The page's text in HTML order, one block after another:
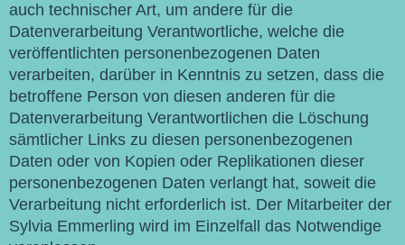
auch technischer Art, um andere für die
Datenverarbeitung Verantwortliche, welche die
veröffentlichten personenbezogenen Daten
verarbeiten, darüber in Kenntnis zu setzen, dass die
betroffene Person von diesen anderen für die
Datenverarbeitung Verantwortlichen die Löschung
sämtlicher Links zu diesen personenbezogenen
Daten oder von Kopien oder Replikationen dieser
personenbezogenen Daten verlangt hat, soweit die
Verarbeitung nicht erforderlich ist. Der Mitarbeiter der
Sylvia Emmerling wird im Einzelfall das Notwendige